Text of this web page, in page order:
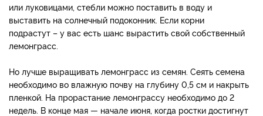
или луковицами, стебли можно поставить в воду и
выставить на солнечный подоконник. Если корни
подрастут – у вас есть шанс вырастить свой собственный
лемонграсс.
Но лучше выращивать лемонграсс из семян. Сеять семена
необходимо во влажную почву на глубину 0,5 см и накрыть
пленкой. На прорастание лемонграссу необходимо до 2
недель. В конце мая — начале июня, когда ростки достигнут